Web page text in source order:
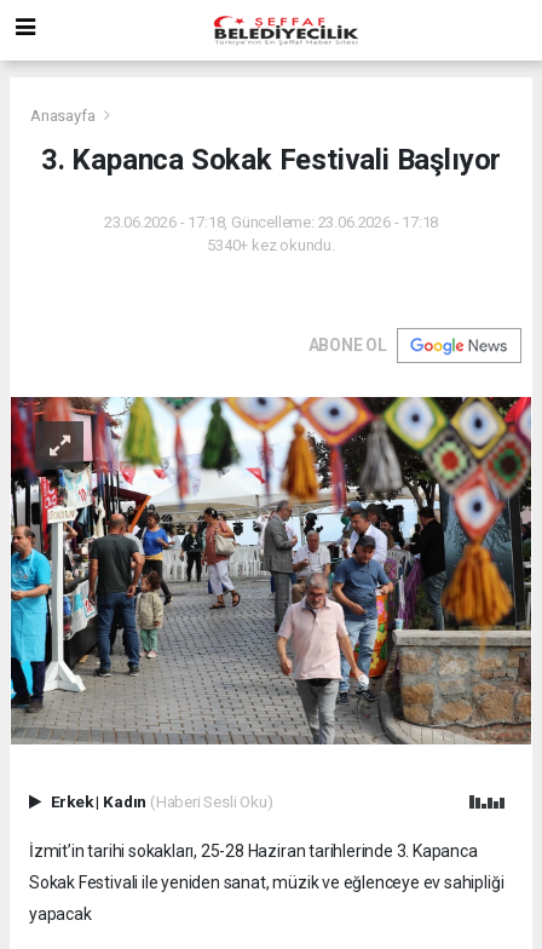
Anasayfa
3. Kapanca Sokak Festivali Başlıyor
23.06.2026 - 17:18, Güncelleme: 23.06.2026 - 17:18
5340+ kez okundu.
ABONE OL
Erkek| Kadın (Haberi Sesli Oku)
İzmit’in tarihi sokakları, 25-28 Haziran tarihlerinde 3. Kapanca
Sokak Festivali ile yeniden sanat, müzik ve eğlenceye ev sahipliği
yapacak